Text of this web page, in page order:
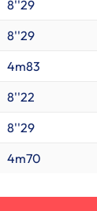
8''29
8''29
4m83
8''22
8''29
4m70